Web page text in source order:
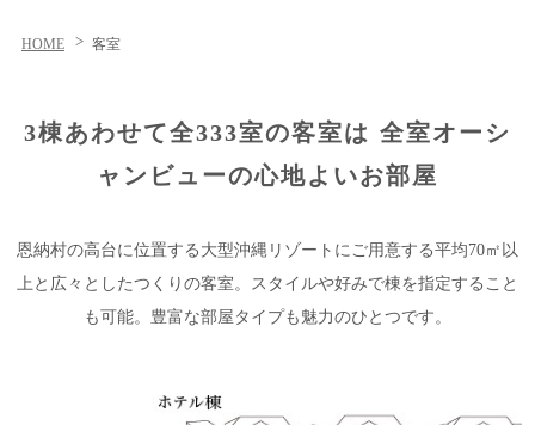
HOME 客室
3棟あわせて全333室の客室は 全室オーシ
ャンビューの心地よいお部屋
恩納村の高台に位置する大型沖縄リゾートにご用意する平均70㎡以
上と広々としたつくりの客室。スタイルや好みで棟を指定すること
も可能。豊富な部屋タイプも魅力のひとつです。